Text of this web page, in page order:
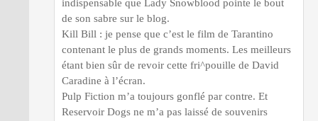
indispensable que Lady Snowblood pointe le bout
de son sabre sur le blog.
Kill Bill : je pense que c’est le film de Tarantino
contenant le plus de grands moments. Les meilleurs
étant bien sûr de revoir cette fri^pouille de David
Caradine à l’écran.
Pulp Fiction m’a toujours gonflé par contre. Et
Reservoir Dogs ne m’a pas laissé de souvenirs